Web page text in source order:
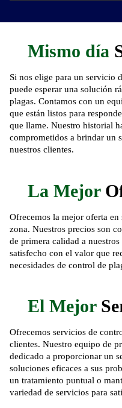
Mismo día
Si nos elige para un servicio
puede esperar una solución
plagas. Contamos con un
que están listos para
que llame. Nuestro historial
comprometidos a brindar un
nuestros clientes.
La Mejor
Ofrecemos la mejor oferta
zona. Nuestros precios son
de primera calidad a
satisfecho con el valor que
necesidades de control de
El Mejor
Ofrecemos servicios de
clientes. Nuestro equipo de
dedicado a proporcionar un
soluciones eficaces a sus
un tratamiento puntual o
variedad de servicios para